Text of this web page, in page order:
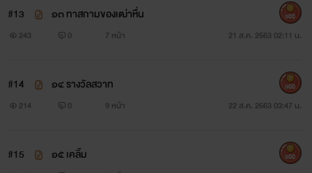
#13 ๑๓ ทาสกามของเฒ่าหื่น
243 0 7 หน้า 21 ส.ค. 2563 02:11 น.
900
#14 ๑๔ รางวัลสวาท
214 0 9 หน้า 22 ส.ค. 2563 03:47 น.
900
#15 ๑๕ เคลิ้ม 900